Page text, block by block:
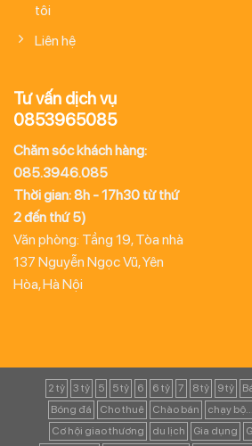
tôi
Liên hệ
Tư vấn dịch vụ
0853965085
Chăm sóc khách hàng:
085.3946.085
Thời gian: 8h - 17h30 từ thứ
2 đến thứ 5)
Văn phòng: Tầng 19, Tòa nhà
137 Nguyễn Ngọc Vũ, Yên
Hòa, Hà Nội
2 tỷ 3 tỷ 5 5 tỷ 6 6 tỷ 7 8 tỷ 9 tỷ
Bóng đá
Cho thuê Chào bán chạy
Cơ hội giao thương
du lịch Gia dụng